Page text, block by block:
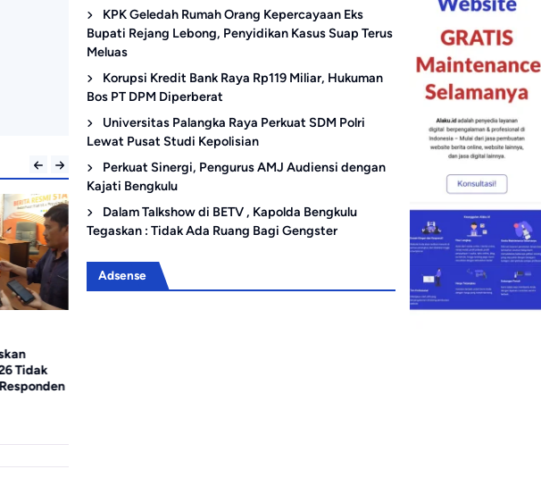
Tidak
KPK Geledah Rumah Orang Kepercayaan Eks
Bupati Rejang Lebong, Penyidikan Kasus Suap Terus
Meluas
Korupsi Kredit Bank Raya Rp119 Miliar, Hukuman
Bos PT DPM Diperberat
Universitas Palangka Raya Perkuat SDM Polri
Lewat Pusat Studi Kepolisian
Perkuat Sinergi, Pengurus AMJ Audiensi dengan
Kajati Bengkulu
Dalam Talkshow di BETV , Kapolda Bengkulu
Tegaskan : Tidak Ada Ruang Bagi Gengster
Adsense